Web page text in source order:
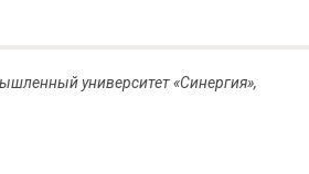
университет «Синергия»,